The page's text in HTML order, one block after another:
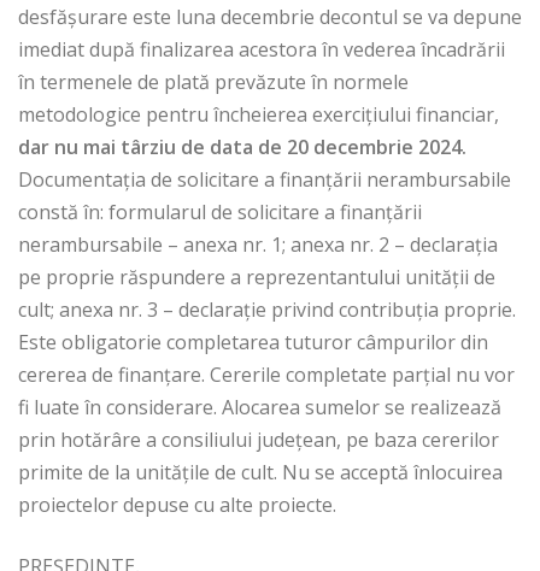
desfășurare este luna decembrie decontul se va depune
imediat după finalizarea acestora în vederea încadrării
în termenele de plată prevăzute în normele
metodologice pentru încheierea exercițiului financiar,
dar nu mai târziu de data de 20 decembrie 2024.
Documentația de solicitare a finanțării nerambursabile
constă în: formularul de solicitare a finanțării
nerambursabile – anexa nr. 1; anexa nr. 2 – declarația
pe proprie răspundere a reprezentantului unității de
cult; anexa nr. 3 – declarație privind contribuția proprie.
Este obligatorie completarea tuturor câmpurilor din
cererea de finanțare. Cererile completate parțial nu vor
fi luate în considerare. Alocarea sumelor se realizează
prin hotărâre a consiliului județean, pe baza cererilor
primite de la unitățile de cult. Nu se acceptă înlocuirea
proiectelor depuse cu alte proiecte.